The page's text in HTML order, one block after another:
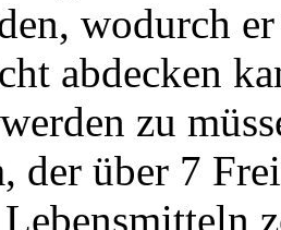
wodurch
abdecken
zu
der über 7